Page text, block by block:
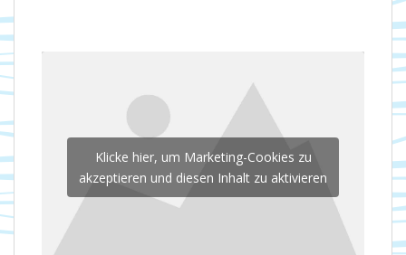
Klicke hier, um Marketing-Cookies zu
akzeptieren und diesen Inhalt zu aktivieren